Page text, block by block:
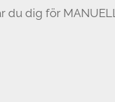
dig för MANUELL
oss, ingen tolk i